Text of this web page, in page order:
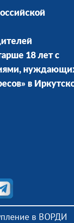
18 лет с
в
в ВОРДИ